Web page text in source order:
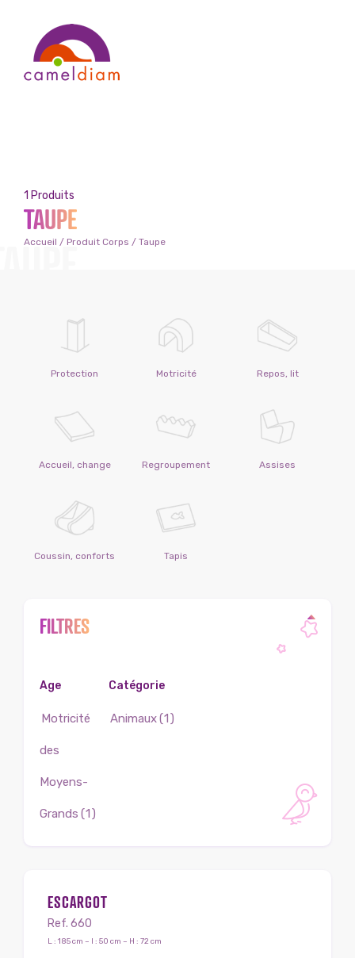
1 Produits
TAUPE
Accueil / Produit Corps / Taupe
Protection Motricité Repos, lit
Accueil, change Regroupement Assises
Coussin, conforts Tapis
FILTRES
Age
Motricité
des
Moyens-
Grands (1)
Catégorie
Animaux(1)
ESCARGOT
Ref. 660
L : 185 cm – l : 50 cm – H : 72 cm